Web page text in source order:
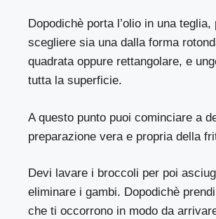
Dopodichè porta l’olio in una teglia,
scegliere sia una dalla forma
quadrata oppure rettangolare, e
tutta la superficie.
A questo punto puoi cominciare a
preparazione vera e propria della
Devi lavare i broccoli per poi
eliminare i gambi. Dopodichè
che ti occorrono in modo da